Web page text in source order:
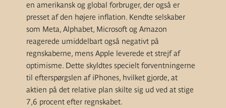
en amerikansk og global forbruger, der også er
presset af den højere inflation. Kendte selskaber
som Meta, Alphabet, Microsoft og Amazon
reagerede umiddelbart også negativt på
regnskaberne, mens Apple leverede et strejf af
optimisme. Dette skyldtes specielt forventningerne
til efterspørgslen af iPhones, hvilket gjorde, at
aktien på det relative plan skilte sig ud ved at stige
7,6 procent efter regnskabet.